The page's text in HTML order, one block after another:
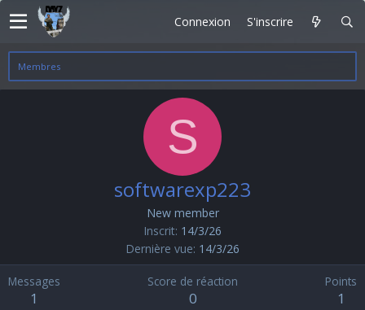
Connexion S'inscrire
Membres
S
softwarexp223
New member
Inscrit 14/3/26
Dernière vue 14/3/26
Messages
1
Score de réaction
0
Points
1